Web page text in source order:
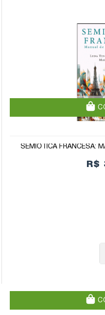
SEMIÓTICA FRANCESA:
R$